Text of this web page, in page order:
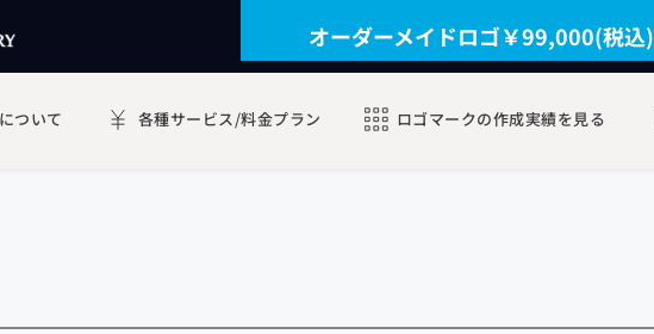
オーダーメイドロゴ￥99,000(税込)
ついて 各種サービス/料金プラン ロゴマークの作成実績を見る